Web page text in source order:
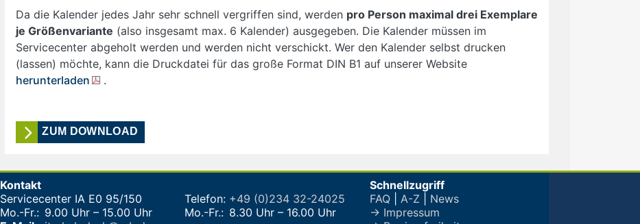
Da die Kalender jedes Jahr sehr schnell vergriffen sind, werden pro Person maximal drei Exemplare
je Größenvariante (also insgesamt max. 6 Kalender) ausgegeben. Die Kalender müssen im
Servicecenter abgeholt werden und werden nicht verschickt. Wer den Kalender selbst drucken
(lassen) möchte, kann die Druckdatei für das große Format DIN B1 auf unserer Website
herunterladen
.
ZUM DOWNLOAD
Kontakt
Servicecenter IA E0 95/150
Mo.-Fr.: 9.00 Uhr – 15.00 Uhr
Telefon: +49 (0)234 32-24025
Mo.-Fr.: 8.30 Uhr – 16.00 Uhr
Schnellzugriff
FAQ| A-Z
News
→ Impressum